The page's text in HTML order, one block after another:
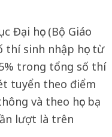
Đại học (Bộ Giáo
thí sinh nhập học từ
trong tổng số thí
tuyển theo điểm
và theo học bạ
lượt là trên